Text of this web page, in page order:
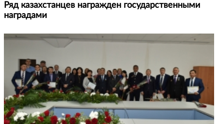
Ряд казахстанцев награжден государственными
наградами